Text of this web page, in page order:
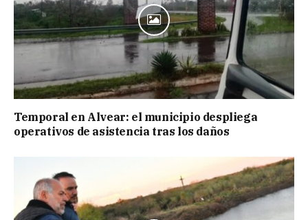
Temporal en Alvear: el municipio despliega
operativos de asistencia tras los daños